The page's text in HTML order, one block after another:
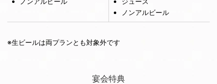
ノンアルビール
※生ビールは両プランとも対象外です
宴会特典